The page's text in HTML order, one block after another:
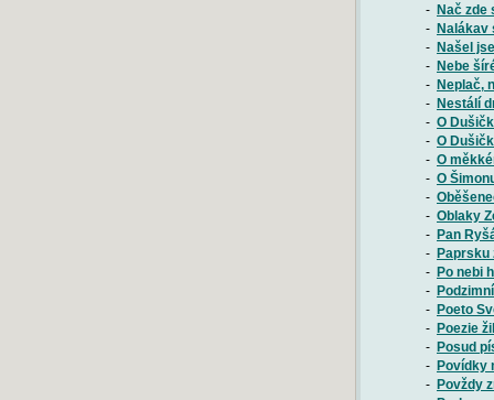
- Nač zde
- Nalákav
- Našel
- Nebe
- Neplač,
- Nestálí
- O
- O
- O
- O
-
- Oblaky
- Pan
- Paprsku
- Po nebi
-
- Poeto
- Poezie
- Posud
- Povídky
- Povždy